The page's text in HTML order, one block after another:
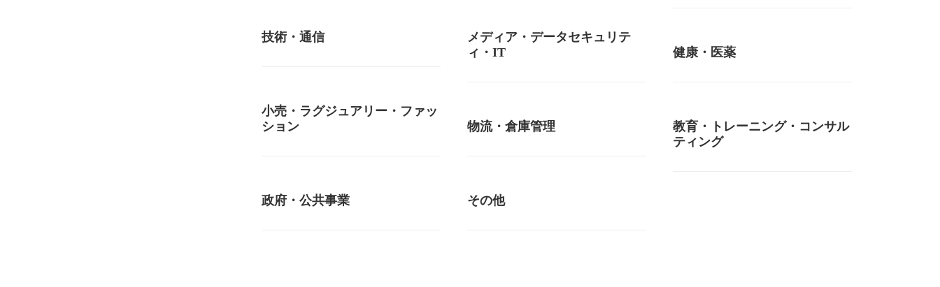
技術・通信
メディア・データセキュリテ
ィ・IT
健康・医薬
小売・ラグジュアリー・ファッ
ション
物流・倉庫管理
教育・トレーニング・コンサル
ティング
政府・公共事業 その他